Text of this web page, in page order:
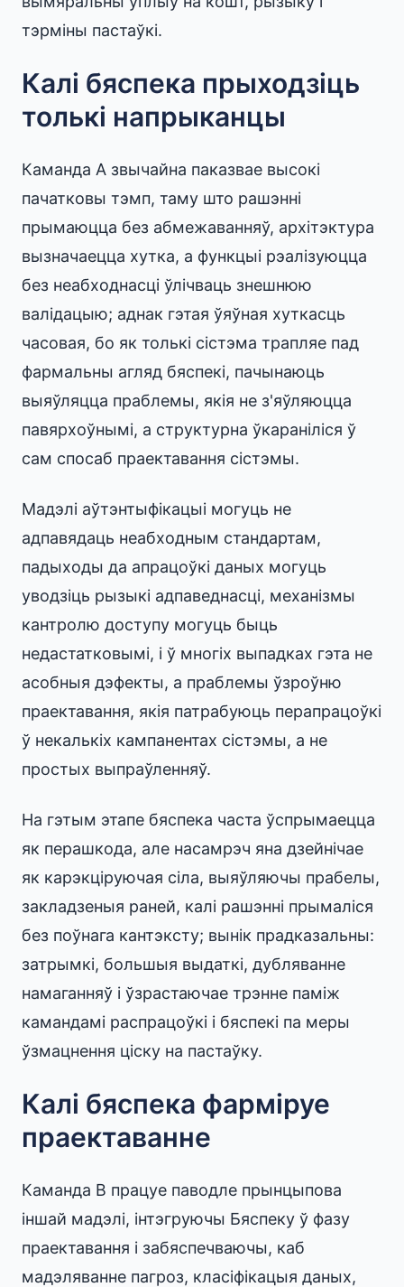
тэрміны пастаўкі.
Калі бяспека прыходзіць
толькі напрыканцы
Каманда A звычайна паказвае высокі
пачатковы тэмп, таму што рашэнні
прымаюцца без абмежаванняў, архітэктура
вызначаецца хутка, а функцыі рэалізуюцца
без неабходнасці ўлічваць знешнюю
валідацыю; аднак гэтая ўяўная хуткасць
часовая, бо як толькі сістэма трапляе пад
фармальны агляд бяспекі, пачынаюць
выяўляцца праблемы, якія не з'яўляюцца
павярхоўнымі, а структурна ўкараніліся ў
сам спосаб праектавання сістэмы.
Мадэлі аўтэнтыфікацыі могуць не
адпавядаць неабходным стандартам,
падыходы да апрацоўкі даных могуць
уводзіць рызыкі адпаведнасці, механізмы
кантролю доступу могуць быць
недастатковымі, і ў многіх выпадках гэта не
асобныя дэфекты, а праблемы ўзроўню
праектавання, якія патрабуюць перапрацоўкі
ў некалькіх кампанентах сістэмы, а не
простых выпраўленняў.
На гэтым этапе бяспека часта ўспрымаецца
як перашкода, але насамрэч яна дзейнічае
як карэкціруючая сіла, выяўляючы прабелы,
закладзеныя раней, калі рашэнні прымаліся
без поўнага кантэксту; вынік прадказальны:
затрымкі, большыя выдаткі, дубляванне
намаганняў і ўзрастаючае трэнне паміж
камандамі распрацоўкі і бяспекі па меры
ўзмацнення ціску на пастаўку.
Калі бяспека фарміруе
праектаванне
Каманда B працуе паводле прынцыпова
іншай мадэлі, інтэгруючы Бяспеку ў фазу
праектавання і забяспечваючы, каб
мадэляванне пагроз, класіфікацыя даных,